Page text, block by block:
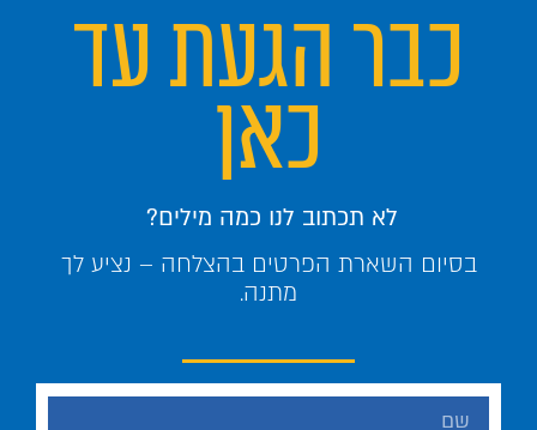
כבר הגעת עד
כאן
לא תכתוב לנו כמה מילים?
בסיום השארת הפרטים בהצלחה – נציע לך
מתנה.